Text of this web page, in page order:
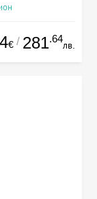
€ / 281.64
лв.